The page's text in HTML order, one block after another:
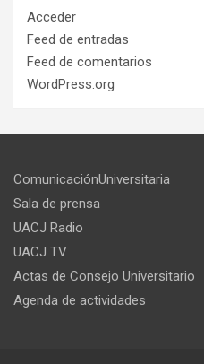
Acceder
Feed de entradas
Feed de comentarios
WordPress.org
ComunicaciónUniversitaria
Sala de prensa
UACJ Radio
UACJ TV
Actas de Consejo Universitario
Agenda de actividades